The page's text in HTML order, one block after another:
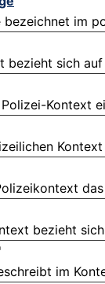
im
bezieht sich
Kontext
bezieht
im